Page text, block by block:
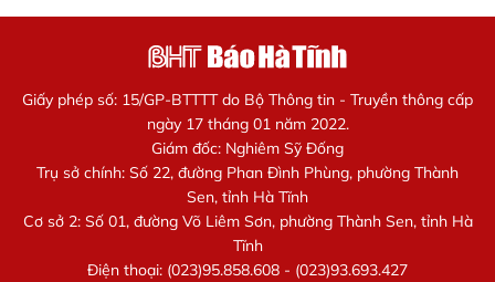
Giấy phép số: 15/GP-BTTTT do Bộ Thông tin - Truyền thông cấp
ngày 17 tháng 01 năm 2022.
Giám đốc: Nghiêm Sỹ Đống
Trụ sở chính: Số 22, đường Phan Đình Phùng, phường Thành
Sen, tỉnh Hà Tĩnh
Cơ sở 2: Số 01, đường Võ Liêm Sơn, phường Thành Sen, tỉnh Hà
Tĩnh
Điện thoại: (023)95.858.608 - (023)93.693.427